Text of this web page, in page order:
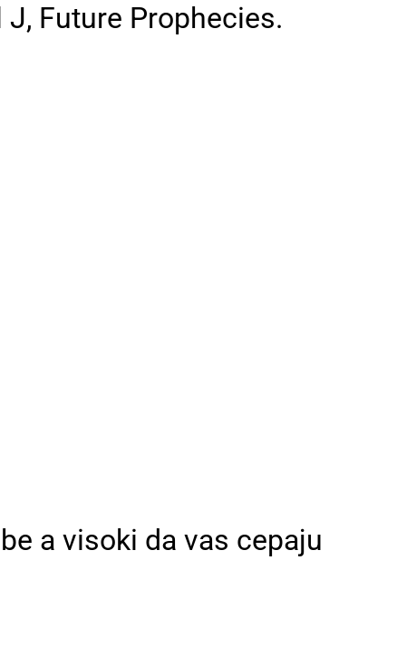
J, Future Prophecies.
a visoki da vas cepaju